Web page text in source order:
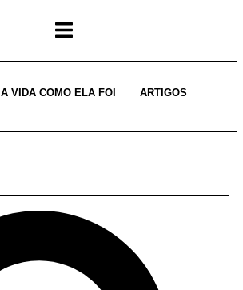
A VIDA COMO ELA FOI ARTIGOS